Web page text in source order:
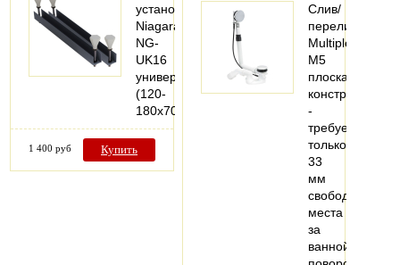
установочные
Niagara
NG-
UK16
универсал.
(120-
180х70см.)
1 400 руб Купить
Слив/
перелив
MultiplexVisign
M5
плоская
конструкция
-
требуется
только
33
мм
свободного
места
за